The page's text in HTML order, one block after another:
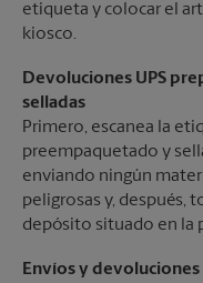
etiqueta y colocar el
kiosco.
Devoluciones UPS
selladas
Primero, escanea la
preempaquetado y
enviando ningún
peligrosas y, después,
depósito situado en la
Envíos y